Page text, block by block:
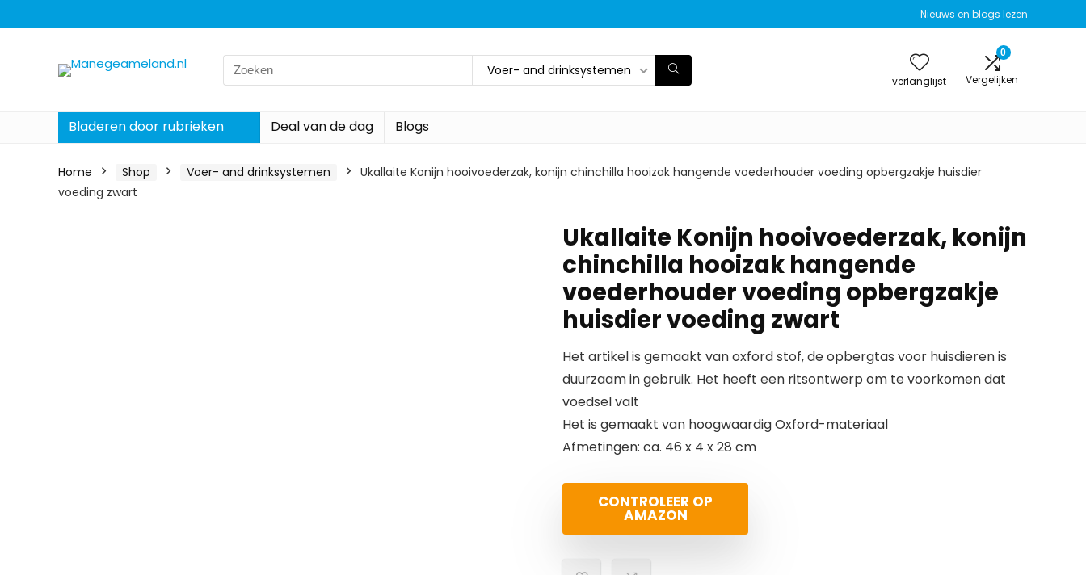
Nieuws en blogs lezen
Search
for:
Voer- and drinksystemen
verlanglijst
0
Vergelijken
Bladeren door rubrieken Deal van de dag Blogs
Home Shop Voer- and drinksystemen
Ukallaite Konijn hooivoederzak, konijn chinchilla hooizak hangende voederhouder voeding opbergzakje huisdier
voeding zwart
Ukallaite Konijn hooivoederzak, konijn
chinchilla hooizak hangende
voederhouder voeding opbergzakje
huisdier voeding zwart
Het artikel is gemaakt van oxford stof, de opbergtas voor huisdieren is
duurzaam in gebruik. Het heeft een ritsontwerp om te voorkomen dat
voedsel valt
Het is gemaakt van hoogwaardig Oxford-materiaal
Afmetingen: ca. 46 x 4 x 28 cm
CONTROLEER OP
AMAZON